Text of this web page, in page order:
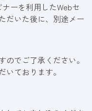
ーを利用したWebセ
だいた後に、別途メー
でご了承ください。
いております。